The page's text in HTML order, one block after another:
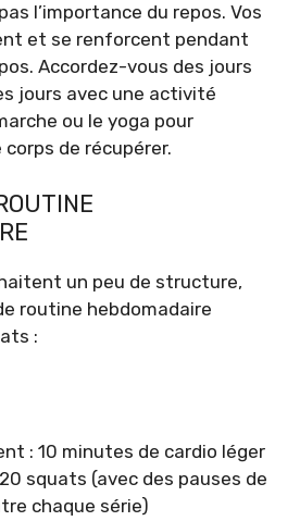
l’importance du repos. Vos
et se renforcent pendant
Accordez-vous des jours
jours avec une activité
ou le yoga pour
de récupérer.
un peu de structure,
routine hebdomadaire
:
: 10 minutes de cardio léger
squats (avec des pauses de
chaque série)